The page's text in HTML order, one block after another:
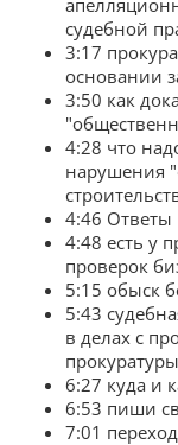
судебной
3:17
основании
3:50 как
4:28 что
нарушения
4:46 Ответы
4:48 есть у
проверок
5:15 обыск
5:43
в делах с
6:27 куда и
6:53 пиши
7:01